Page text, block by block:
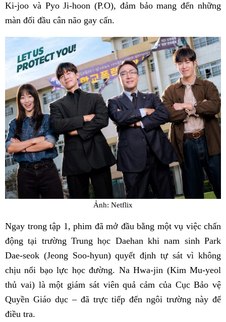
Ki-joo và Pyo Ji-hoon (P.O), đảm bảo mang đến những
màn đối đầu cân não gay cấn.
Ảnh: Netflix
Ngay trong tập 1, phim đã mở đầu bằng một vụ việc chấn
động tại trường Trung học Daehan khi nam sinh Park
Dae-seok (Jeong Soo-hyun) quyết định tự sát vì không
chịu nổi bạo lực học đường. Na Hwa-jin (Kim Mu-yeol
thủ vai) là một giám sát viên quả cảm của Cục Bảo vệ
Quyền Giáo dục – đã trực tiếp đến ngôi trường này để
điều tra.